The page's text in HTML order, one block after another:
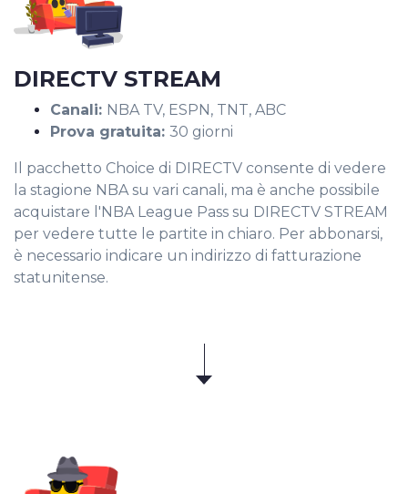
DIRECTV STREAM
Canali: NBA TV, ESPN, TNT, ABC
Prova gratuita: 30 giorni
Il pacchetto Choice di DIRECTV consente di vedere
la stagione NBA su vari canali, ma è anche possibile
acquistare l'NBA League Pass su DIRECTV STREAM
per vedere tutte le partite in chiaro. Per abbonarsi,
è necessario indicare un indirizzo di fatturazione
statunitense.